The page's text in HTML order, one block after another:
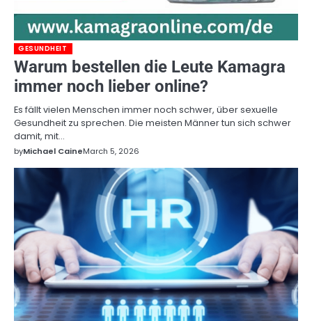
GESUNDHEIT
Warum bestellen die Leute Kamagra
immer noch lieber online?
Es fällt vielen Menschen immer noch schwer, über sexuelle
Gesundheit zu sprechen. Die meisten Männer tun sich schwer
damit, mit…
byMichael CaineMarch 5, 2026